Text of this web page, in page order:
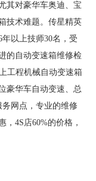
其对豪华车奥迪、宝
技术难题。传星精英
以上技师30名，受
的自动变速箱维修检
工程机械自动变速箱
豪华车自动变速、总
务网点，专业的维修
4S店60%的价格，